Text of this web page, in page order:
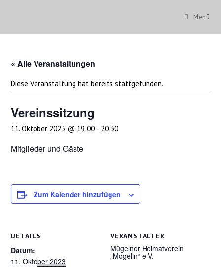
Menü
« Alle Veranstaltungen
Diese Veranstaltung hat bereits stattgefunden.
Vereinssitzung
11. Oktober 2023 @ 19:00 - 20:30
Mitglieder und Gäste
Zum Kalender hinzufügen
DETAILS
Datum:
11. Oktober 2023
VERANSTALTER
Mügelner Heimatverein
„Mogelin“ e.V.